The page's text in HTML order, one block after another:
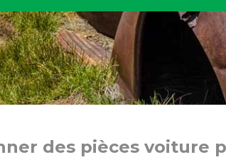
des pièces voiture